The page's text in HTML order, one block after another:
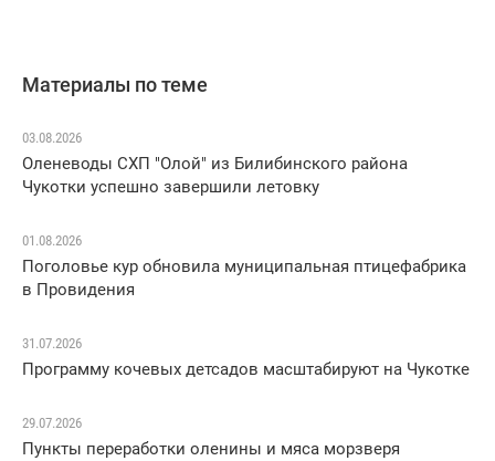
Материалы по теме
03.08.2026
Оленеводы СХП "Олой" из Билибинского района
Чукотки успешно завершили летовку
01.08.2026
Поголовье кур обновила муниципальная птицефабрика
в Провидения
31.07.2026
Программу кочевых детсадов масштабируют на Чукотке
29.07.2026
Пункты переработки оленины и мяса морзверя